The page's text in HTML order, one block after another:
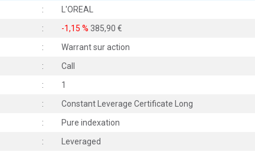
:
L'OREAL
: -1,15 % 385,90
:
Warrant sur action
:
Call
:
1
:
Constant Leverage Certificate Long
:
Pure indexation
:
Leveraged